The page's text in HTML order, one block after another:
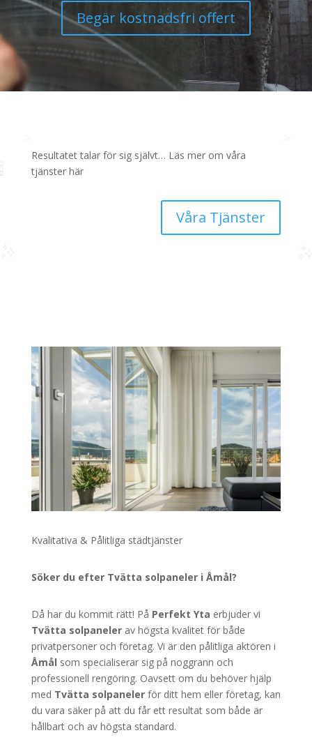
Begär kostnadsfri offert
Resultatet talar för sig självt… Läs mer om våra
tjänster här
Våra Tjänster
Kvalitativa & Pålitliga städtjänster
Söker du efter Tvätta solpaneler i Åmål?
Då har du kommit rätt! På Perfekt Yta erbjuder vi
Tvätta solpanelerav högsta kvalitet för både
privatpersoner och företag. Vi är den pålitliga aktören i
Åmål som specialiserar sig på noggrann och
professionell rengöring. Oavsett om du behöver hjälp
med Tvätta solpanelerför ditt hem eller företag, kan
du vara säker på att du får ett resultat som både är
hållbart och av högsta standard.